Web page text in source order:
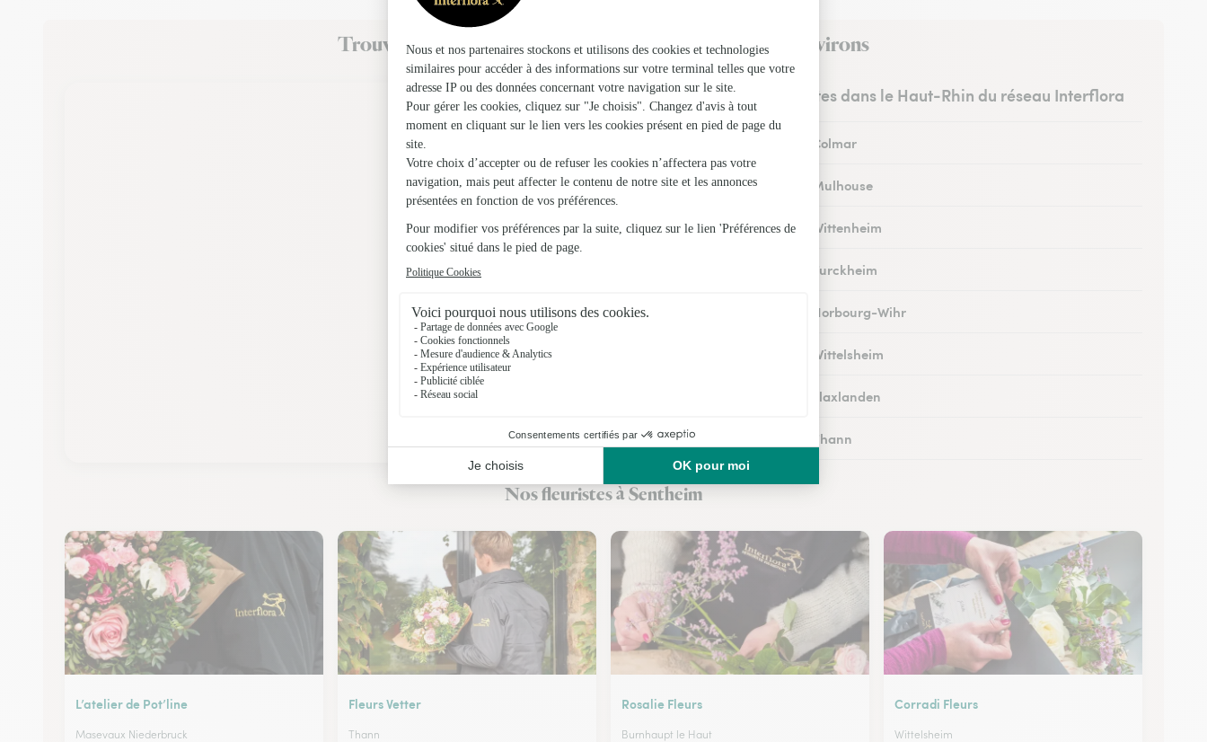
Trouvez un fleuriste Interflora à Sentheim et dans ses environs
Les fleuristes dans le Haut-Rhin du réseau Interflora
Fleuristes à Colmar
Fleuristes à Mulhouse
Fleuristes à Wittenheim
Fleuristes à Turckheim
Fleuristes à Horbourg-Wihr
Fleuristes à Wittelsheim
Fleuristes à Flaxlanden
Fleuristes à Thann
Fleuristes à Rouffach
Nos fleuristes à Sentheim
L’atelier de Pot’line
Masevaux Niederbruck
Fleurs Vetter
Thann
Rosalie Fleurs
Burnhaupt le Haut
Corradi Fleurs
Wittelsheim